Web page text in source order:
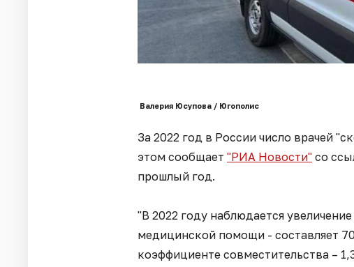
Валерия Юсупова / Югополис
За 2022 год в России число врачей
этом сообщает "РИА Новости" со
прошлый год.
"В 2022 году наблюдается
медицинской помощи - составляет
коэффициенте совместительства –